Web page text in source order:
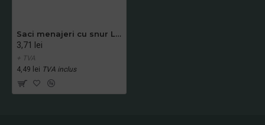
Saci menajeri cu snur LDPE, 35 l, 15 bucati/rola
3,71 lei
+ TVA
4,49 lei TVA inclus